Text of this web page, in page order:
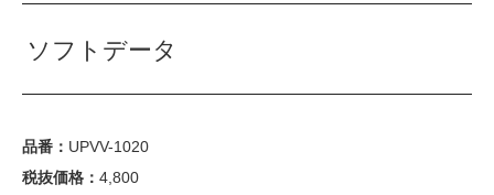
ソフトデータ
品番： UPVV-1020
税抜価格： 4,800